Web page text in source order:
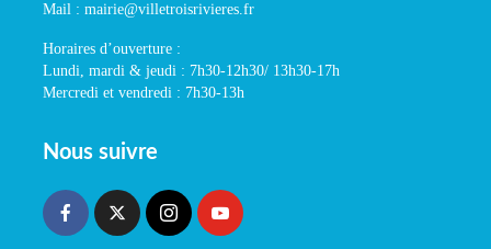
Mail : mairie@villetroisrivieres.fr
Horaires d’ouverture :
Lundi, mardi & jeudi : 7h30-12h30/ 13h30-17h
Mercredi et vendredi : 7h30-13h
Nous suivre